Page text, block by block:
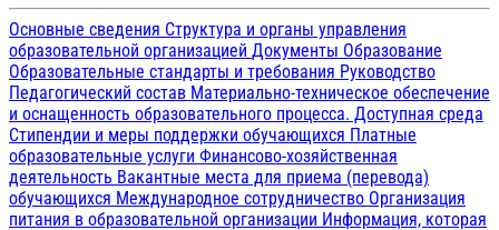
Основные сведения Структура и органы управления
образовательной организацией Документы Образование
Образовательные стандарты и требования Руководство
Педагогический состав Материально-техническое обеспечение
и оснащенность образовательного процесса. Доступная среда
Стипендии и меры поддержки обучающихся Платные
образовательные услуги Финансово-хозяйственная
деятельность Вакантные места для приема (перевода)
обучающихся Международное сотрудничество Организация
питания в образовательной организации Информация, которая